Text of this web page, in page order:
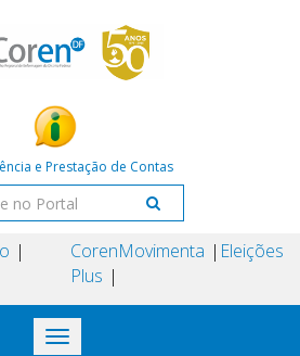
e Prestação de Contas
Coren
Plus
Movimenta Eleições
Toggle